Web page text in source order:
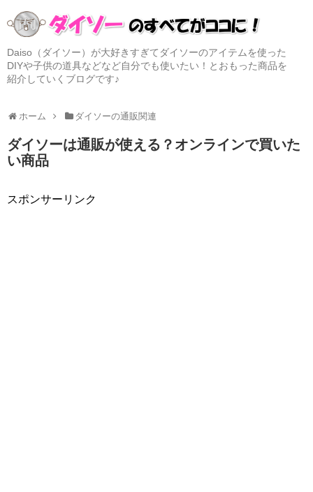
Daiso（ダイソー）が大好きすぎてダイソーのアイテムを使った
DIYや子供の道具などなど自分でも使いたい！とおもった商品を
紹介していくブログです♪
ホーム ダイソーの通販関連
ダイソーは通販が使える？オンラインで買いた
い商品
スポンサーリンク